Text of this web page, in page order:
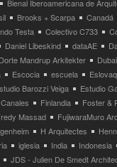
Bienal Iberoamericana de
Brooks + Scarpa
Canadá
Testa Colectivo C733
Daniel Libeskind dataAE
Dorte Mandrup Arkitekter
Dubai
Escocia escuela
Barozzi Veiga
Estudio
Finlandia
Foster &
Massad
FujiwaraMuro
H Arquitectes
iglesia India
Indonesia
JDS - Julien De Smedt